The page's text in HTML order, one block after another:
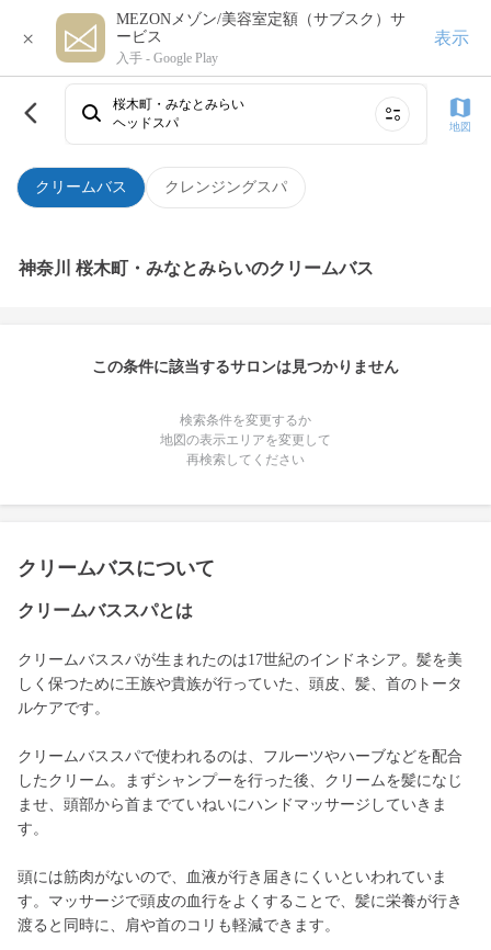
×
MEZONメゾン/美容室定額（サブスク）サ
ービス
入手 - Google Play
表示
クリームバス クレンジングスパ
桜木町・みなとみらい
ヘッドスパ
地図
神奈川 桜木町・みなとみらいのクリームバス
この条件に該当するサロンは見つかりません
検索条件を変更するか
地図の表示エリアを変更して
再検索してください
クリームバスについて
クリームバススパとは
クリームバススパが生まれたのは17世紀のインドネシア。髪を美
しく保つために王族や貴族が行っていた、頭皮、髪、首のトータ
ルケアです。
クリームバススパで使われるのは、フルーツやハーブなどを配合
したクリーム。まずシャンプーを行った後、クリームを髪になじ
ませ、頭部から首までていねいにハンドマッサージしていきま
す。
頭には筋肉がないので、血液が行き届きにくいといわれていま
す。マッサージで頭皮の血行をよくすることで、髪に栄養が行き
渡ると同時に、肩や首のコリも軽減できます。